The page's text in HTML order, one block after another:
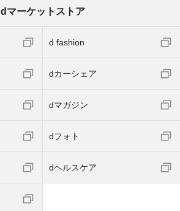
dマーケットストア
d fashion
dカーシェア
dマガジン
dフォト
dヘルスケア